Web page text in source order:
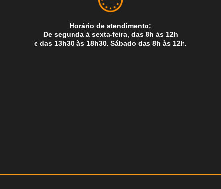
Horário de atendimento:
De segunda à sexta-feira, das 8h às 12h
e das 13h30 às 18h30. Sábado das 8h às 12h.